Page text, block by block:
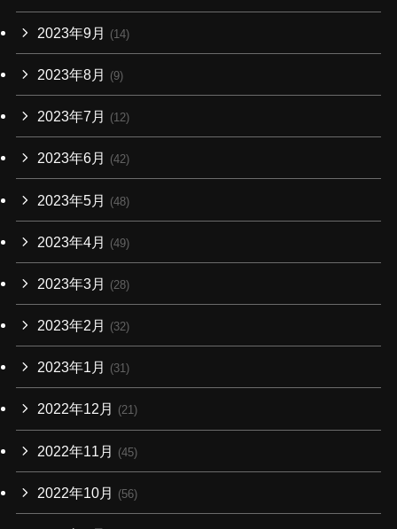
2023年9月 (14)
2023年8月 (9)
2023年7月 (12)
2023年6月 (42)
2023年5月 (48)
2023年4月 (49)
2023年3月 (28)
2023年2月 (32)
2023年1月 (31)
2022年12月 (21)
2022年11月 (45)
2022年10月 (56)